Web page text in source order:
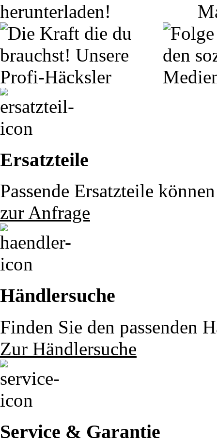
Ersatzteile
Passende Ersatzteile
zur Anfrage
Händlersuche
Finden Sie den passenden
Zur Händlersuche
Service & Garantie